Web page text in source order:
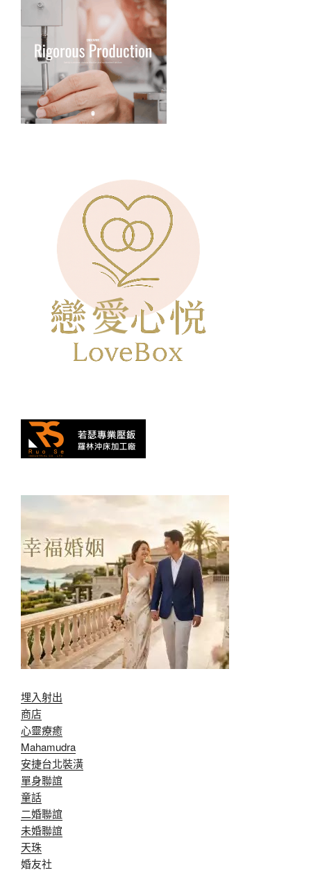
埋入射出
商店
心靈療癒
Mahamudra
安捷台北裝潢
單身聯誼
童話
二婚聯誼
未婚聯誼
天珠
婚友社